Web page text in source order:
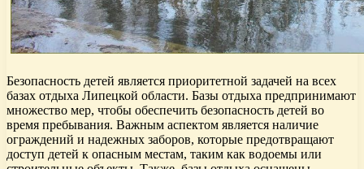
Безопасность детей является приоритетной задачей на всех
базах отдыха Липецкой области. Базы отдыха предпринимают
множество мер, чтобы обеспечить безопасность детей во
время пребывания. Важным аспектом является наличие
ограждений и надежных заборов, которые предотвращают
доступ детей к опасным местам, таким как водоемы или